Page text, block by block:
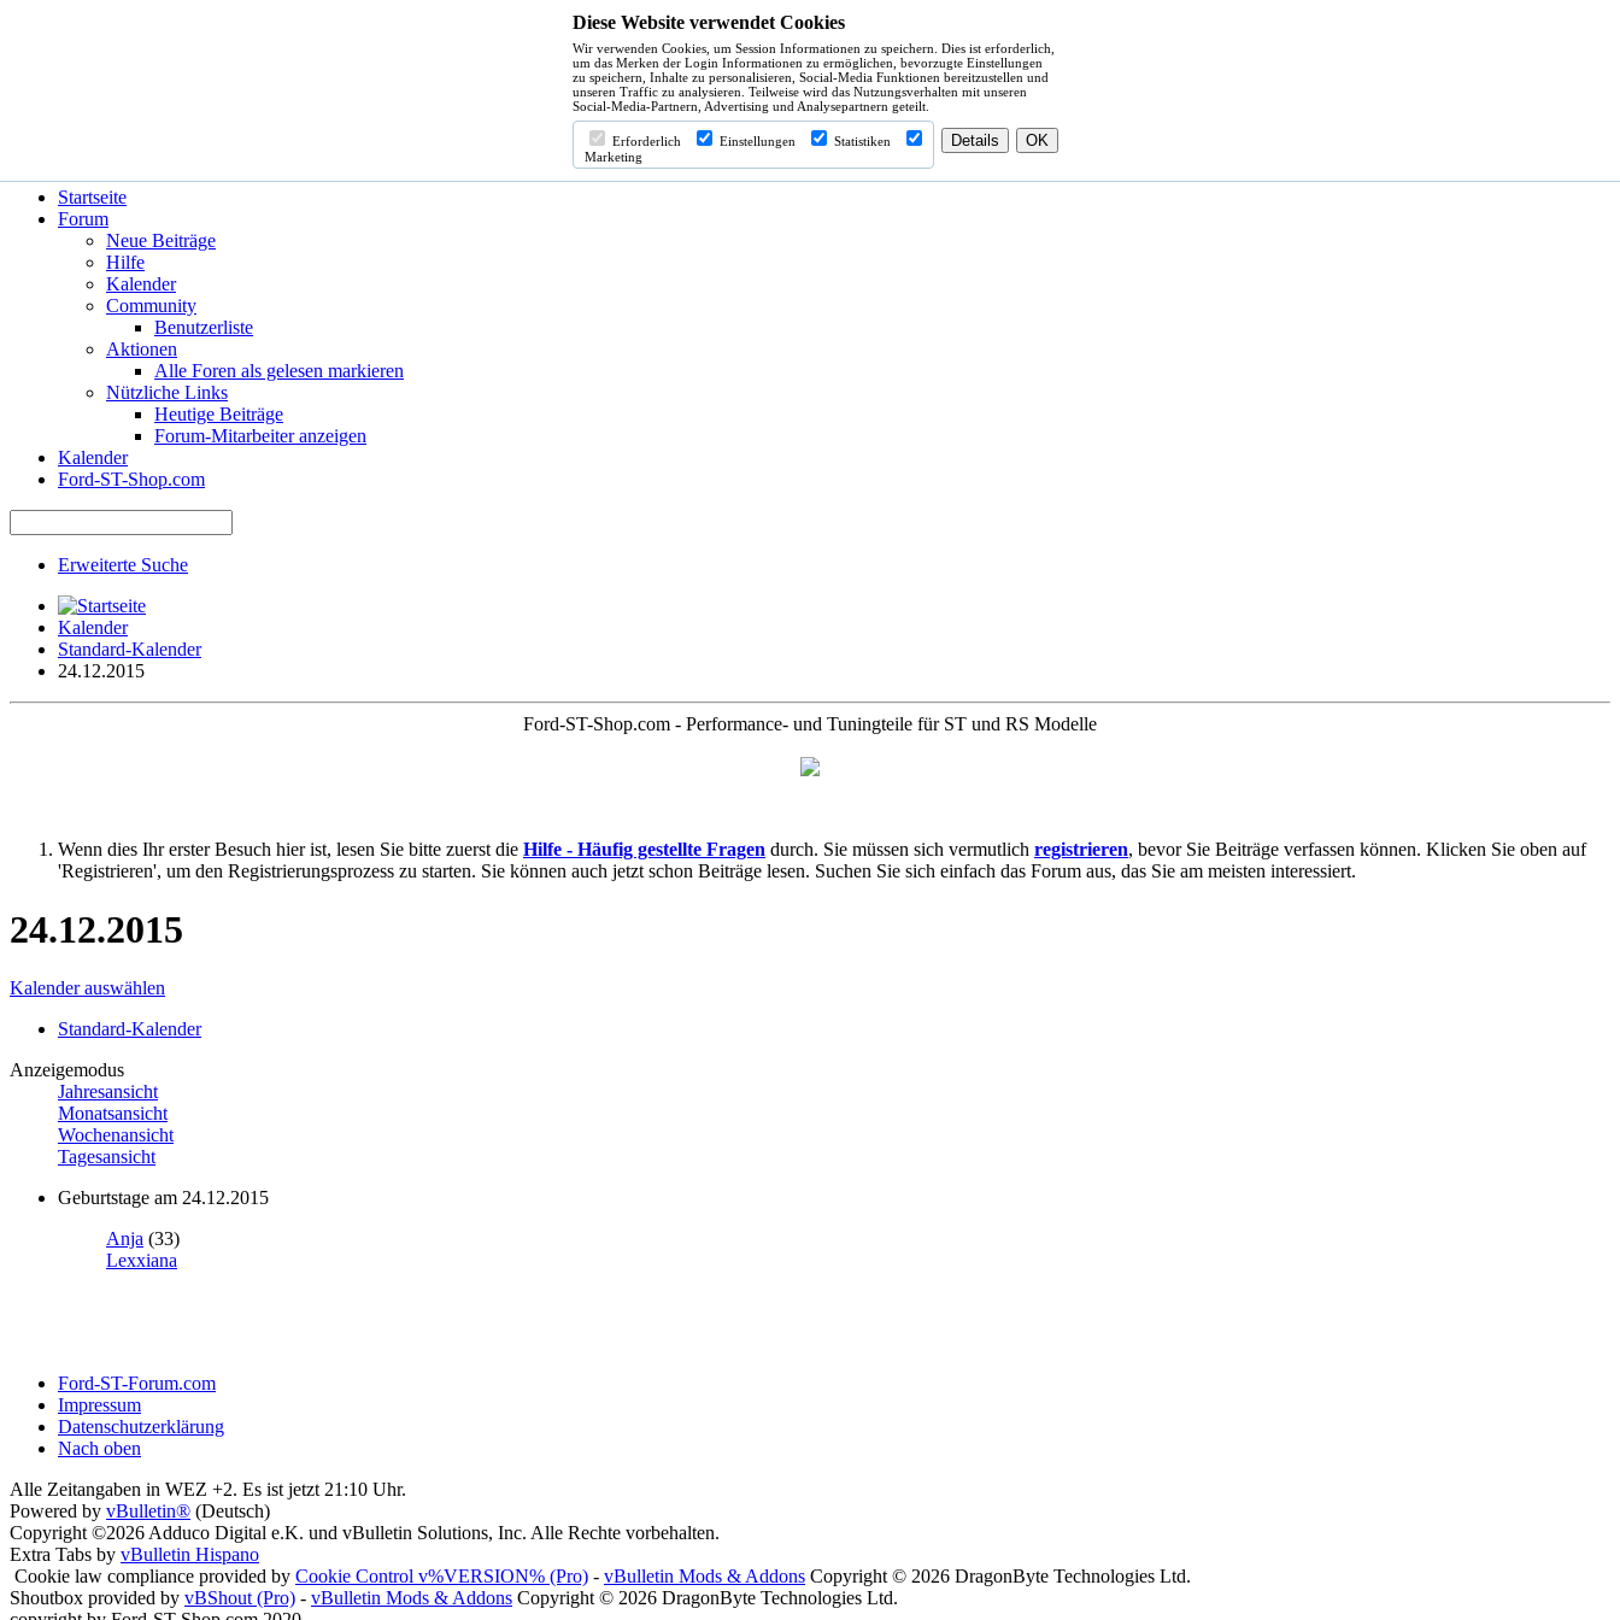
Startseite
Forum
Neue Beiträge
Hilfe
Kalender
Community
Benutzerliste
Aktionen
Alle Foren als gelesen markieren
Nützliche Links
Heutige Beiträge
Forum-Mitarbeiter anzeigen
Kalender
Ford-ST-Shop.com
Erweiterte Suche
Kalender
Standard-Kalender
24.12.2015
Ford-ST-Shop.com - Performance- und Tuningteile für ST und RS Modelle
Wenn dies Ihr erster Besuch hier ist, lesen Sie bitte zuerst die Hilfe - Häufig gestellte Fragen durch. Sie müssen sich vermutlich registrieren, bevor Sie Beiträge verfassen können. Klicken Sie oben auf
'Registrieren', um den Registrierungsprozess zu starten. Sie können auch jetzt schon Beiträge lesen. Suchen Sie sich einfach das Forum aus, das Sie am meisten interessiert.
24.12.2015
Kalender auswählen
Standard-Kalender
Anzeigemodus
Jahresansicht
Monatsansicht
Wochenansicht
Tagesansicht
Geburtstage am 24.12.2015
Anja (33)
Lexxiana
Diese Website verwendet Cookies
Wir verwenden Cookies, um Session Informationen zu speichern. Dies ist erforderlich,
um das Merken der Login Informationen zu ermöglichen, bevorzugte Einstellungen
zu speichern, Inhalte zu personalisieren, Social-Media Funktionen bereitzustellen und
unseren Traffic zu analysieren. Teilweise wird das Nutzungsverhalten mit unseren
Social-Media-Partnern, Advertising und Analysepartnern geteilt.
Erforderlich Einstellungen
Statistiken
Marketing
Ford-ST-Forum.com
Impressum
Datenschutzerklärung
Nach oben
Alle Zeitangaben in WEZ +2. Es ist jetzt21:10 Uhr.
Powered by vBulletin® (Deutsch)
Copyright ©2026 Adduco Digital e.K. und vBulletin Solutions, Inc. Alle Rechte vorbehalten.
Extra Tabs by vBulletin Hispano
Cookie law compliance provided by Cookie Control v%VERSION% (Pro) - vBulletin Mods & Addons Copyright © 2026 DragonByte Technologies Ltd.
Shoutbox provided by vBShout (Pro) - vBulletin Mods & Addons Copyright © 2026 DragonByte Technologies Ltd.